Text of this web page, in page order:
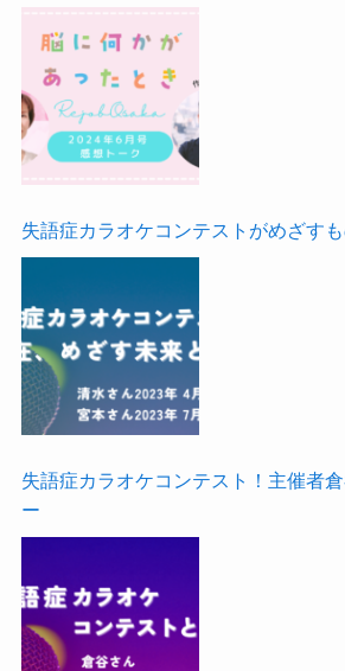
失語症カラオケコンテストがめざす
失語症カラオケコンテスト！主催者
ー